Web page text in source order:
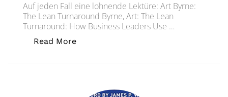
Auf jeden Fall eine lohnende Lektüre: Art Byrne:
The Lean Turnaround Byrne, Art: The Lean
Turnaround: How Business Leaders Use …
Read More„Wundern Sie sich nicht…Do not be